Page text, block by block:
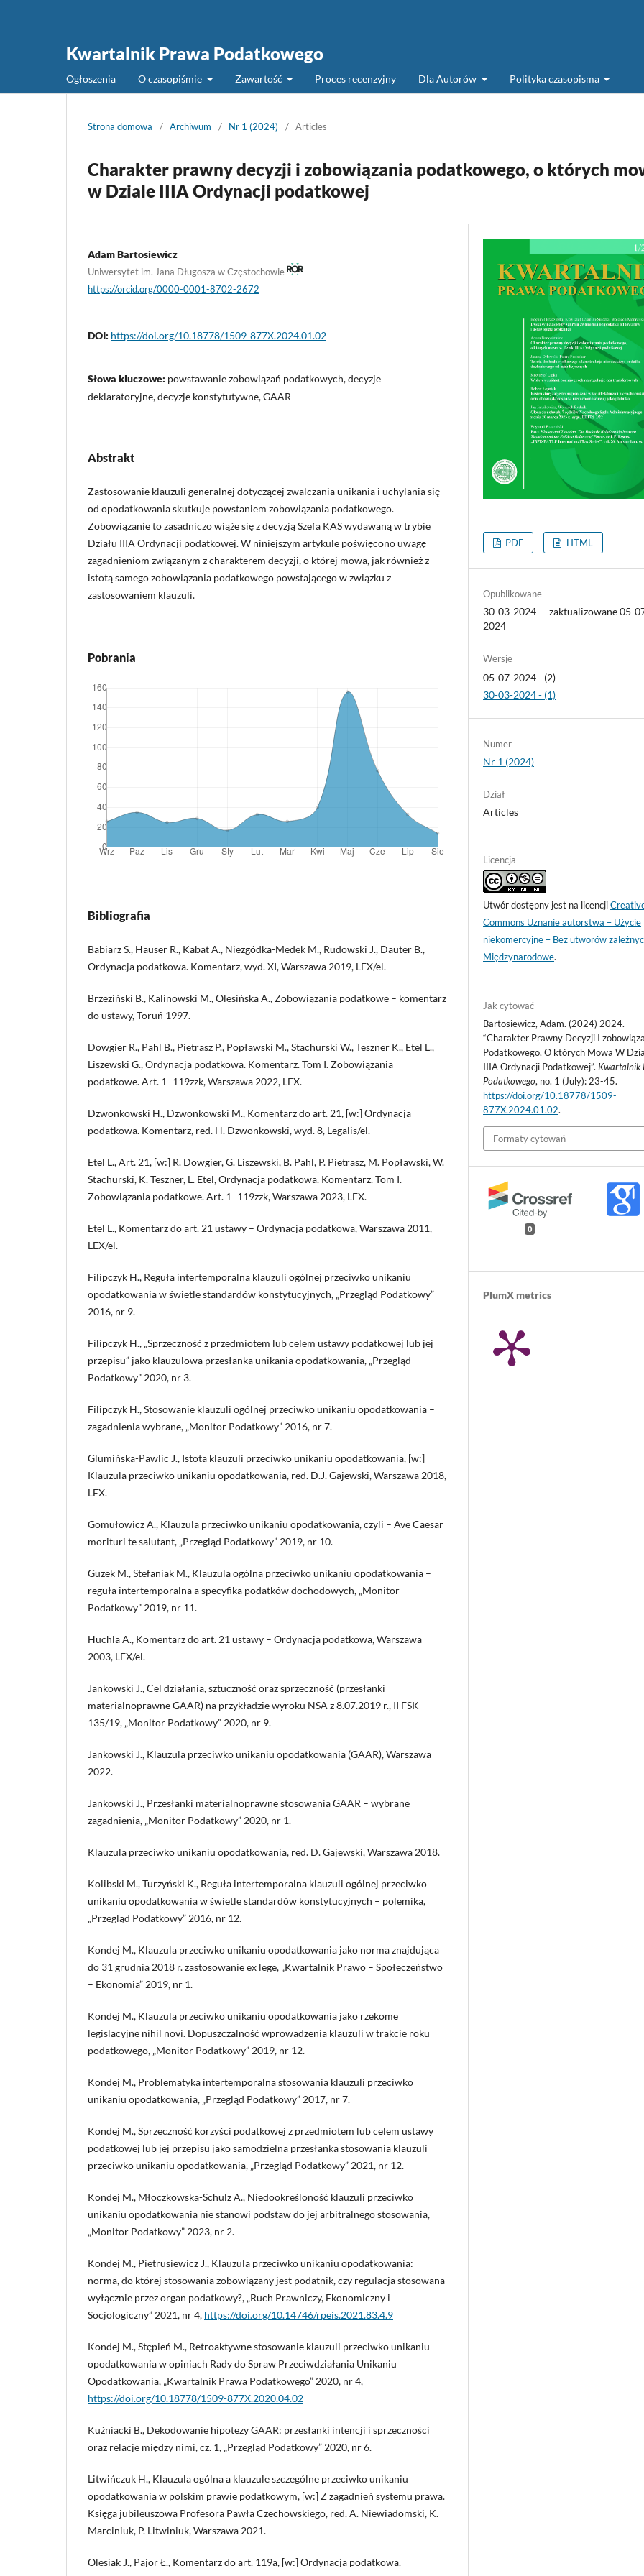
Kwartalnik Prawa Podatkowego
Ogłoszenia O czasopiśmie Zawartość Proces recenzyjny Dla Autorów Polityka czasopisma
Strona domowa / Archiwum / Nr 1 (2024) / Articles
Charakter prawny decyzji i zobowiązania podatkowego, o których
w Dziale IIIA Ordynacji podatkowej
Adam Bartosiewicz
Uniwersytet im. Jana Długosza w Częstochowie
https://orcid.org/0000-0001-8702-2672
DOI: https://doi.org/10.18778/1509-877X.2024.01.02
Słowa kluczowe: powstawanie zobowiązań podatkowych, decyzje
deklaratoryjne, decyzje konstytutywne, GAAR
Abstrakt
Zastosowanie klauzuli generalnej dotyczącej zwalczania unikania i uchylania się
od opodatkowania skutkuje powstaniem zobowiązania podatkowego.
Zobowiązanie to zasadniczo wiąże się z decyzją Szefa KAS wydawaną w trybie
Działu IIIA Ordynacji podatkowej. W niniejszym artykule poświęcono uwagę
zagadnieniom związanym z charakterem decyzji, o której mowa, jak również z
istotą samego zobowiązania podatkowego powstającego w związku z
zastosowaniem klauzuli.
Pobrania
Bibliografia
Babiarz S., Hauser R., Kabat A., Niezgódka-Medek M., Rudowski J., Dauter B.,
Ordynacja podatkowa. Komentarz, wyd. XI, Warszawa 2019, LEX/el.
Brzeziński B., Kalinowski M., Olesińska A., Zobowiązania podatkowe – komentarz
do ustawy, Toruń 1997.
Dowgier R., Pahl B., Pietrasz P., Popławski M., Stachurski W., Teszner K., Etel L.,
Liszewski G., Ordynacja podatkowa. Komentarz. Tom I. Zobowiązania
podatkowe. Art. 1–119zzk, Warszawa 2022, LEX.
Dzwonkowski H., Dzwonkowski M., Komentarz do art. 21, [w:] Ordynacja
podatkowa. Komentarz, red. H. Dzwonkowski, wyd. 8, Legalis/el.
Etel L., Art. 21, [w:] R. Dowgier, G. Liszewski, B. Pahl, P. Pietrasz, M. Popławski, W.
Stachurski, K. Teszner, L. Etel, Ordynacja podatkowa. Komentarz. Tom I.
Zobowiązania podatkowe. Art. 1–119zzk, Warszawa 2023, LEX.
Etel L., Komentarz do art. 21 ustawy – Ordynacja podatkowa, Warszawa 2011,
LEX/el.
Filipczyk H., Reguła intertemporalna klauzuli ogólnej przeciwko unikaniu
opodatkowania w świetle standardów konstytucyjnych, „Przegląd Podatkowy”
2016, nr 9.
Filipczyk H., „Sprzeczność z przedmiotem lub celem ustawy podatkowej lub jej
przepisu” jako klauzulowa przesłanka unikania opodatkowania, „Przegląd
Podatkowy” 2020, nr 3.
Filipczyk H., Stosowanie klauzuli ogólnej przeciwko unikaniu opodatkowania –
zagadnienia wybrane, „Monitor Podatkowy” 2016, nr 7.
Glumińska-Pawlic J., Istota klauzuli przeciwko unikaniu opodatkowania, [w:]
Klauzula przeciwko unikaniu opodatkowania, red. D.J. Gajewski, Warszawa 2018,
LEX.
Gomułowicz A., Klauzula przeciwko unikaniu opodatkowania, czyli – Ave Caesar
morituri te salutant, „Przegląd Podatkowy” 2019, nr 10.
Guzek M., Stefaniak M., Klauzula ogólna przeciwko unikaniu opodatkowania –
reguła intertemporalna a specyfika podatków dochodowych, „Monitor
Podatkowy” 2019, nr 11.
Huchla A., Komentarz do art. 21 ustawy – Ordynacja podatkowa, Warszawa
2003, LEX/el.
Jankowski J., Cel działania, sztuczność oraz sprzeczność (przesłanki
materialnoprawne GAAR) na przykładzie wyroku NSA z 8.07.2019 r., II FSK
135/19, „Monitor Podatkowy” 2020, nr 9.
Jankowski J., Klauzula przeciwko unikaniu opodatkowania (GAAR), Warszawa
2022.
Jankowski J., Przesłanki materialnoprawne stosowania GAAR – wybrane
zagadnienia, „Monitor Podatkowy” 2020, nr 1.
Klauzula przeciwko unikaniu opodatkowania, red. D. Gajewski, Warszawa 2018.
Kolibski M., Turzyński K., Reguła intertemporalna klauzuli ogólnej przeciwko
unikaniu opodatkowania w świetle standardów konstytucyjnych – polemika,
„Przegląd Podatkowy” 2016, nr 12.
Kondej M., Klauzula przeciwko unikaniu opodatkowania jako norma znajdująca
do 31 grudnia 2018 r. zastosowanie ex lege, „Kwartalnik Prawo – Społeczeństwo
– Ekonomia” 2019, nr 1.
Kondej M., Klauzula przeciwko unikaniu opodatkowania jako rzekome
legislacyjne nihil novi. Dopuszczalność wprowadzenia klauzuli w trakcie roku
podatkowego, „Monitor Podatkowy” 2019, nr 12.
Kondej M., Problematyka intertemporalna stosowania klauzuli przeciwko
unikaniu opodatkowania, „Przegląd Podatkowy” 2017, nr 7.
Kondej M., Sprzeczność korzyści podatkowej z przedmiotem lub celem ustawy
podatkowej lub jej przepisu jako samodzielna przesłanka stosowania klauzuli
przeciwko unikaniu opodatkowania, „Przegląd Podatkowy” 2021, nr 12.
Kondej M., Młoczkowska-Schulz A., Niedookreśloność klauzuli przeciwko
unikaniu opodatkowania nie stanowi podstaw do jej arbitralnego stosowania,
„Monitor Podatkowy” 2023, nr 2.
Kondej M., Pietrusiewicz J., Klauzula przeciwko unikaniu opodatkowania:
norma, do której stosowania zobowiązany jest podatnik, czy regulacja stosowana
wyłącznie przez organ podatkowy?, „Ruch Prawniczy, Ekonomiczny i
Socjologiczny” 2021, nr 4, https://doi.org/10.14746/rpeis.2021.83.4.9
Kondej M., Stępień M., Retroaktywne stosowanie klauzuli przeciwko unikaniu
opodatkowania w opiniach Rady do Spraw Przeciwdziałania Unikaniu
Opodatkowania, „Kwartalnik Prawa Podatkowego” 2020, nr 4,
https://doi.org/10.18778/1509-877X.2020.04.02
Kuźniacki B., Dekodowanie hipotezy GAAR: przesłanki intencji i sprzeczności
oraz relacje między nimi, cz. 1, „Przegląd Podatkowy” 2020, nr 6.
Litwińczuk H., Klauzula ogólna a klauzule szczególne przeciwko unikaniu
opodatkowania w polskim prawie podatkowym, [w:] Z zagadnień systemu prawa.
Księga jubileuszowa Profesora Pawła Czechowskiego, red. A. Niewiadomski, K.
Marciniuk, P. Litwiniuk, Warszawa 2021.
Olesiak J., Pajor Ł., Komentarz do art. 119a, [w:] Ordynacja podatkowa.
PDF HTML
Opublikowane
30-03-2024 — zaktualizowane 05-
2024
Wersje
05-07-2024 - (2)
30-03-2024 - (1)
Numer
Nr 1 (2024)
Dział
Articles
Licencja
Utwór dostępny jest na licencji
Commons Uznanie autorstwa – Użycie
niekomercyjne – Bez utworów
Międzynarodowe.
Jak cytować
Bartosiewicz, Adam. (2024) 2024.
“Charakter Prawny Decyzji I
Podatkowego, O których Mowa W
IIIA Ordynacji Podatkowej”. Kwartalnik
Podatkowego, no. 1 (July): 23-45.
https://doi.org/10.18778/1509-
877X.2024.01.02.
Formaty cytowań
0
PlumX metrics